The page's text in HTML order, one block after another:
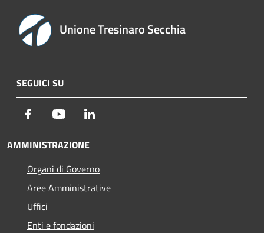
Unione Tresinaro Secchia
SEGUICI SU
Facebook Youtube
AMMINISTRAZIONE
Organi di Governo
Aree Amministrative
Uffici
Enti e fondazioni